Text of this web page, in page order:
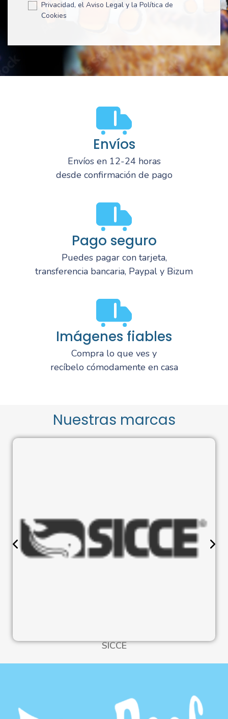
Privacidad, el Aviso Legal y la Política de
Cookies
Envíos
Envíos en 12-24 horas
desde confirmación de pago
Pago seguro
Puedes pagar con tarjeta,
transferencia bancaria, Paypal y Bizum
Imágenes fiables
Compra lo que ves y
recíbelo cómodamente en casa
Nuestras marcas
SICCE